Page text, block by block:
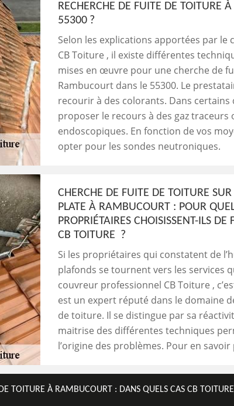
RECHERCHE DE FUITE DE TOITURE
55300 ?
Selon les explications apportées par le
CB Toiture , il existe différentes
mises en œuvre pour une cherche de
Rambucourt dans le 55300. Le
recourir à des colorants. Dans certains
proposer le recours à des gaz traceurs
endoscopiques. En fonction de vos
opter pour les sondes neutroniques.
CHERCHE DE FUITE DE TOITURE
PLATE À RAMBUCOURT : POUR
PROPRIÉTAIRES CHOISISSENT-ILS
CB TOITURE ?
Si les propriétaires qui constatent de
plafonds se tournent vers les services
couvreur professionnel CB Toiture ,
est un expert réputé dans le domaine
de toiture. Il se distingue par sa
maitrise des différentes techniques
l’origine des problèmes. Pour en savoir
TOITURE À RAMBUCOURT : DANS QUELS CAS CB